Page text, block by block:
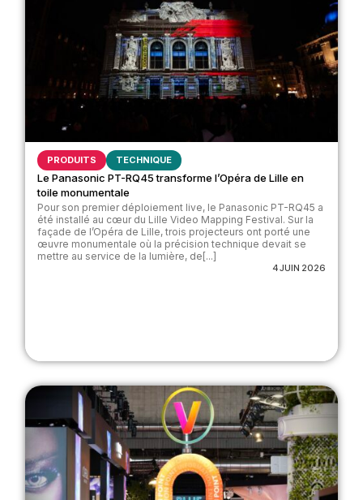
PRODUITS TECHNIQUE
Le Panasonic PT-RQ45 transforme l’Opéra de Lille en
toile monumentale
Pour son premier déploiement live, le Panasonic PT-RQ45 a
été installé au cœur du Lille Video Mapping Festival. Sur la
façade de l’Opéra de Lille, trois projecteurs ont porté une
œuvre monumentale où la précision technique devait se
mettre au service de la lumière, de[...]
4 JUIN 2026